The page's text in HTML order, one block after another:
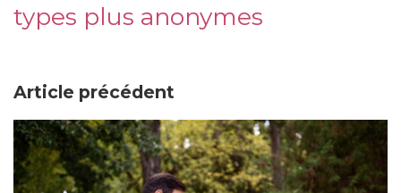
types plus anonymes
Article précédent